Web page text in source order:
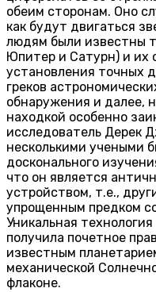
обеим сторонам. Оно
как будут двигаться
людям были известны
Юпитер и Сатурн) и их
установления точных
греков
обнаружения и далее,
находкой особенно
исследователь Дерек
несколькими учеными
досконального
что он является
устройством, т.е.,
упрощенным предком
Уникальная
получила почетное
известным
механической
флаконе.